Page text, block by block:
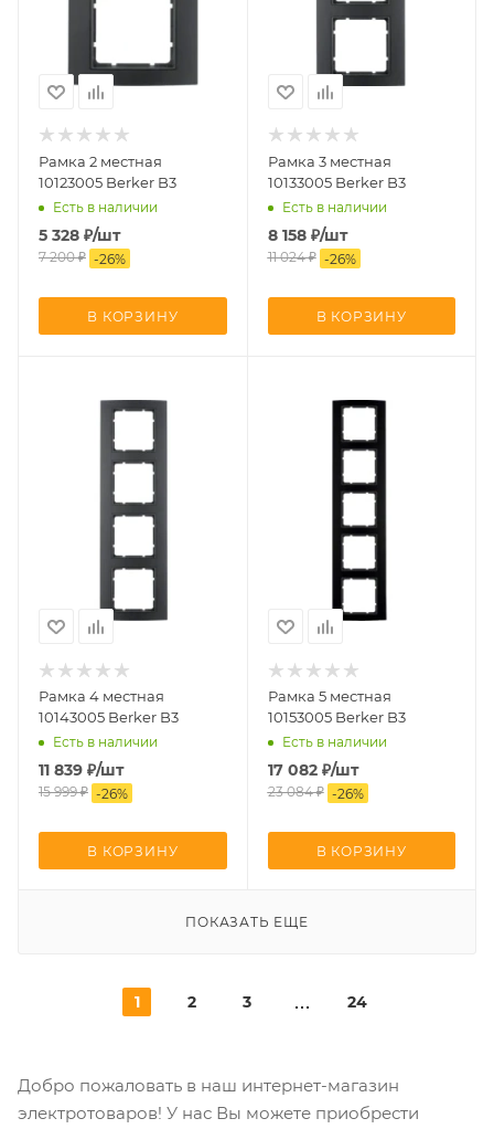
Рамка 2 местная
10123005 Berker B3
Есть в наличии
5 328 ₽/шт
7 200₽ -26%
В КОРЗИНУ
Рамка 3 местная
10133005 Berker B3
Есть в наличии
8 158₽/шт
11 024₽ -26%
В КОРЗИНУ
Рамка 4 местная
10143005 Berker B3
Есть в наличии
11 839 ₽/шт
15 999₽ -26%
В КОРЗИНУ
Рамка 5 местная
10153005 Berker B3
Есть в наличии
17 082₽/шт
23 084₽ -26%
В КОРЗИНУ
ПОКАЗАТЬ ЕЩЕ
1 2 3 24
Добро пожаловать в наш интернет-магазин
электротоваров! У нас Вы можете приобрести